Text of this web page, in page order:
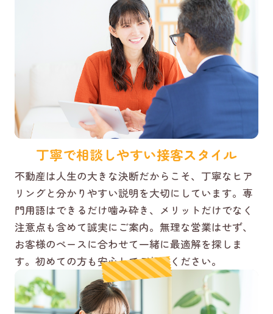
丁寧で相談しやすい接客スタイル
不動産は人生の大きな決断だからこそ、丁寧なヒア
リングと分かりやすい説明を大切にしています。専
門用語はできるだけ噛み砕き、メリットだけでなく
注意点も含めて誠実にご案内。無理な営業はせず、
お客様のペースに合わせて一緒に最適解を探しま
す。初めての方も安心してご相談ください。